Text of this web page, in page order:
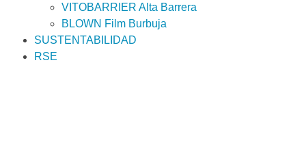
VITOBARRIER Alta Barrera
BLOWN Film Burbuja
SUSTENTABILIDAD
RSE